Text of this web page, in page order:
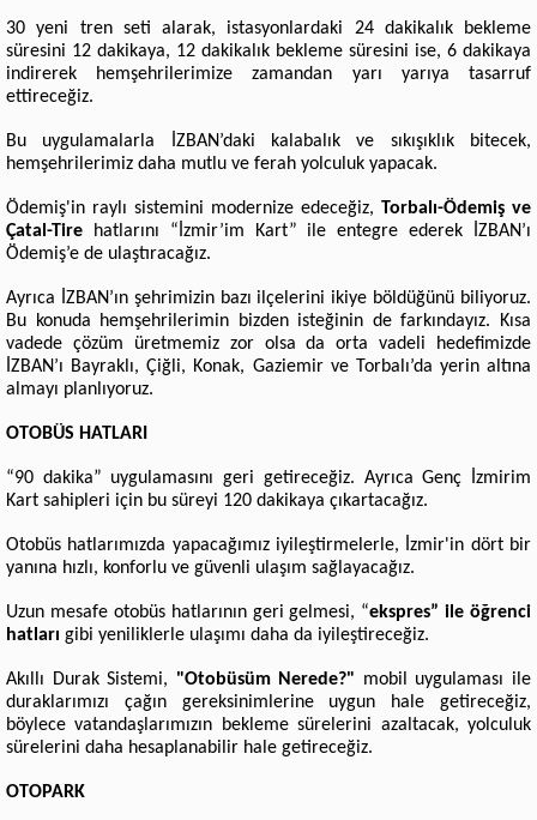
30 yeni tren seti alarak, istasyonlardaki 24 dakikalık bekleme
süresini 12 dakikaya, 12 dakikalık bekleme süresini ise, 6 dakikaya
indirerek hemşehrilerimize zamandan yarı yarıya tasarruf
ettireceğiz.
Bu uygulamalarla İZBAN’daki kalabalık ve sıkışıklık bitecek,
hemşehrilerimiz daha mutlu ve ferah yolculuk yapacak.
Ödemiş'in raylı sistemini modernize edeceğiz, Torbalı-Ödemiş ve
Çatal-Tire hatlarını “İzmir’im Kart” ile entegre ederek İZBAN’ı
Ödemiş’e de ulaştıracağız.
Ayrıca İZBAN’ın şehrimizin bazı ilçelerini ikiye böldüğünü biliyoruz.
Bu konuda hemşehrilerimin bizden isteğinin de farkındayız. Kısa
vadede çözüm üretmemiz zor olsa da orta vadeli hedefimizde
İZBAN’ı Bayraklı, Çiğli, Konak, Gaziemir ve Torbalı’da yerin altına
almayı planlıyoruz.
OTOBÜS HATLARI
“90 dakika” uygulamasını geri getireceğiz. Ayrıca Genç İzmirim
Kart sahipleri için bu süreyi 120 dakikaya çıkartacağız.
Otobüs hatlarımızda yapacağımız iyileştirmelerle, İzmir'in dört bir
yanına hızlı, konforlu ve güvenli ulaşım sağlayacağız.
Uzun mesafe otobüs hatlarının geri gelmesi, “ekspres” ile öğrenci
hatları gibi yeniliklerle ulaşımı daha da iyileştireceğiz.
Akıllı Durak Sistemi, "Otobüsüm Nerede?" mobil uygulaması ile
duraklarımızı çağın gereksinimlerine uygun hale getireceğiz,
böylece vatandaşlarımızın bekleme sürelerini azaltacak, yolculuk
sürelerini daha hesaplanabilir hale getireceğiz.
OTOPARK